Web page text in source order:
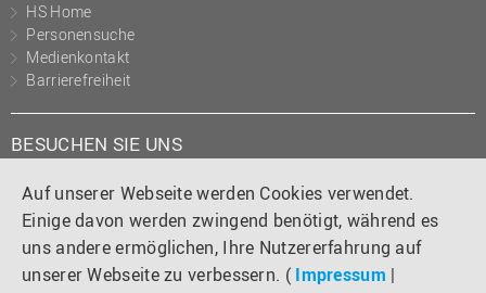
Auf unserer Webseite werden Cookies verwendet.
Einige davon werden zwingend benötigt, während es
uns andere ermöglichen, Ihre Nutzererfahrung auf
unserer Webseite zu verbessern. ( Impressum |
HS Home
Personensuche
Medienkontakt
Barrierefreiheit
BESUCHEN SIE UNS
Instagram
TiktokLinkedIn
YouTube
Facebook